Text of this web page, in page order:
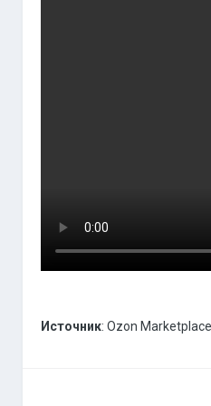
Источник: Ozon Marketplace